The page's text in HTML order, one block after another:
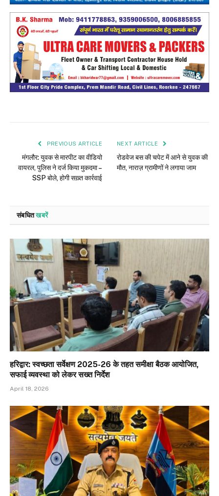
PREVIOUS ARTICLE
मंगलौर: युवक से मारपीट का वीडियो
वायरल, पुलिस ने दर्ज किया मुकदमा –
SSP बोले, होगी सख़्त कार्रवाई
NEXT ARTICLE
रोडवेज बस की चपेट में आने से युवक की
मौत, नाराज़ ग्रामीणों ने लगाया जाम
संबधितखबरें
हरिद्वार: स्वच्छता सर्वेक्षण 2025-26 के तहत समीक्षा बैठक आयोजित,
सफाई व्यवस्था को लेकर सख्त निर्देश
April 18, 2026